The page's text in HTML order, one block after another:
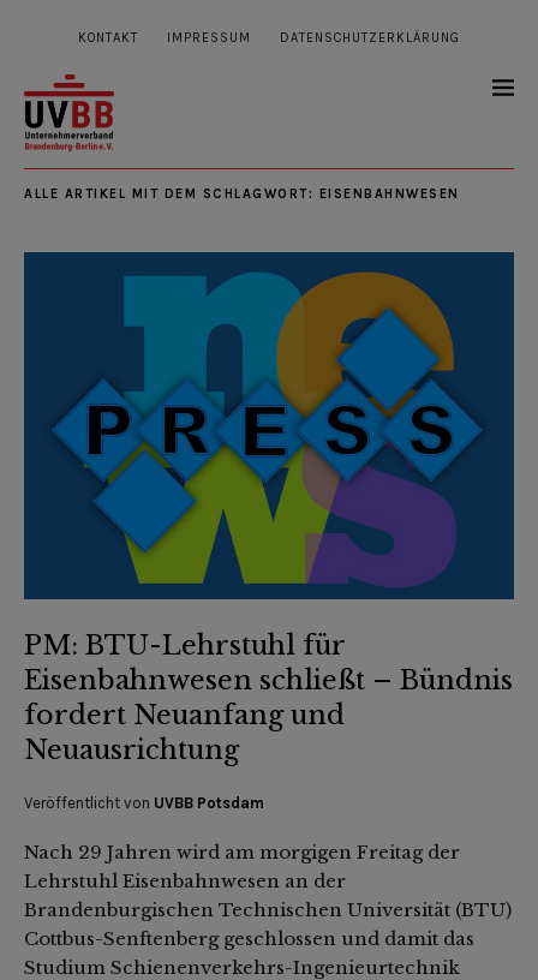
KONTAKT IMPRESSUM DATENSCHUTZERKLÄRUNG
ALLE ARTIKEL MIT DEM SCHLAGWORT: EISENBAHNWESEN
PM: BTU-Lehrstuhl für
Eisenbahnwesen schließt – Bündnis
fordert Neuanfang und
Neuausrichtung
Veröffentlicht von UVBB Potsdam
Nach 29 Jahren wird am morgigen Freitag der
Lehrstuhl Eisenbahnwesen an der
Brandenburgischen Technischen Universität (BTU)
Cottbus-Senftenberg geschlossen und damit das
Studium Schienenverkehrs-Ingenieurtechnik